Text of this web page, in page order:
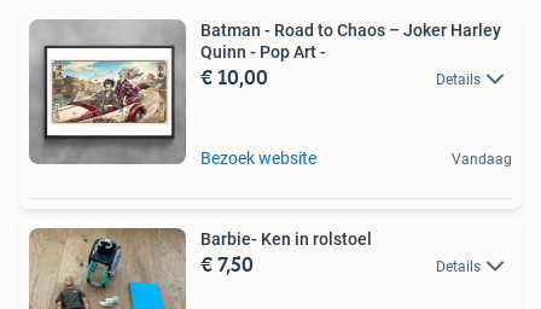
Batman - Road to Chaos – Joker Harley
Quinn - Pop Art -
€ 10,00 Details
Bezoek website Vandaag
Barbie- Ken in rolstoel
€ 7,50 Details